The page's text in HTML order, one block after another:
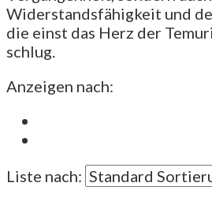
Widerstandsfähigkeit und
die einst das Herz der
schlug.
Anzeigen nach:
Liste nach: